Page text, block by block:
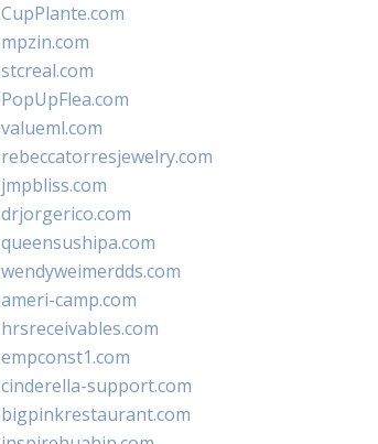
CupPlante.com
mpzin.com
stcreal.com
PopUpFlea.com
valueml.com
rebeccatorresjewelry.com
jmpbliss.com
drjorgerico.com
queensushipa.com
wendyweimerdds.com
ameri-camp.com
hrsreceivables.com
empconst1.com
cinderella-support.com
bigpinkrestaurant.com